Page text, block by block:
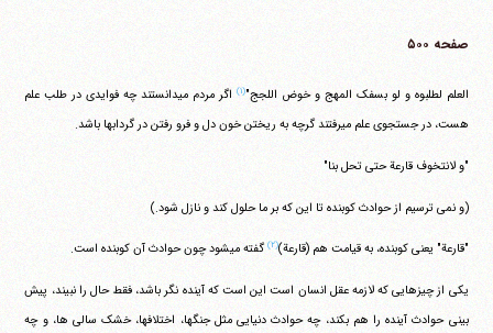
صفحه ۵۰۰
العلم لطلبوه و لو بسفک المهج و خوض اللجج"(۱)
اگر مردم می‎دانستند چه فوایدی در طلب علم
هست، در جستجوی علم می‎رفتند گرچه به ریختن خون دل و فرو رفتن در گردابها باشد.
"و لانتخوف قارعة حتی تحل بنا"
(و نمی ترسیم از حوادث کوبنده تا این که بر ما حلول کند و نازل شود.)
"قارعة" یعنی کوبنده، به قیامت هم (قارعة)(۲) گفته می‎شود چون حوادث آن کوبنده است.
یکی از چیزهایی که لازمه عقل انسان است این است که آینده نگر باشد، فقط حال را نبیند، پیش
بینی حوادث آینده را هم بکند، چه حوادث دنیایی مثل جنگها، اختلافها، خشک سالی ها، و چه